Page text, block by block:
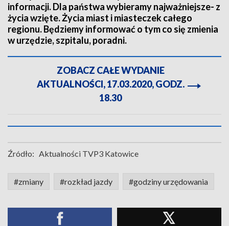
informacji. Dla państwa wybieramy najważniejsze- z
życia wzięte. Życia miast i miasteczek całego
regionu. Będziemy informować o tym co się zmienia
w urzędzie, szpitalu, poradni.
ZOBACZ CAŁE WYDANIE
AKTUALNOŚCI, 17.03.2020, GODZ.
18.30
Źródło: Aktualności TVP3 Katowice
#zmiany #rozkład jazdy #godziny urzędowania